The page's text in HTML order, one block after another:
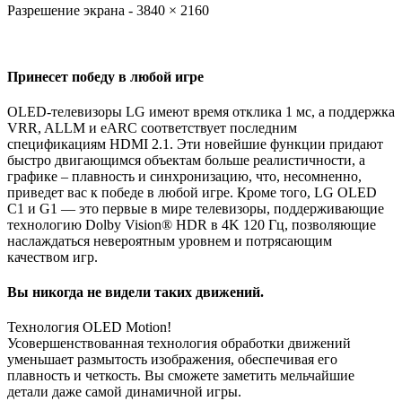
Разрешение экрана - 3840 × 2160
Принесет победу в любой игре
OLED-телевизоры LG имеют время отклика 1 мс, а поддержка
VRR, ALLM и eARC соответствует последним
спецификациям HDMI 2.1. Эти новейшие функции придают
быстро двигающимся объектам больше реалистичности, а
графике – плавность и синхронизацию, что, несомненно,
приведет вас к победе в любой игре. Кроме того, LG OLED
C1 и G1 — это первые в мире телевизоры, поддерживающие
технологию Dolby Vision® HDR в 4K 120 Гц, позволяющие
наслаждаться невероятным уровнем и потрясающим
качеством игр.
Вы никогда не видели таких движений.
Технология OLED Motion!
Усовершенствованная технология обработки движений
уменьшает размытость изображения, обеспечивая его
плавность и четкость. Вы сможете заметить мельчайшие
детали даже самой динамичной игры.